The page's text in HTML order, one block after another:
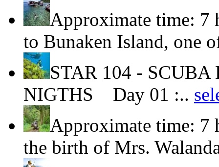
Approximate time: 7
to Bunaken Island, one
STAR 104 -
NIGTHS Day 01 :..
Approximate time: 7
the birth of Mrs.